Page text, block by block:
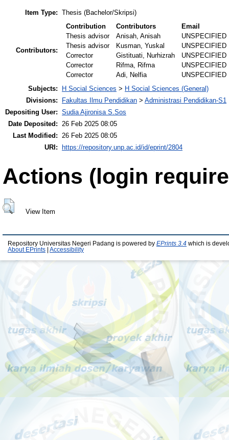
Item Type: Thesis (Bachelor/Skripsi)
Contributors:
Contribution Contributors
Email
Thesis advisor
Anisah, Anisah
UNSPECIFIED
Thesis advisor
Kusman, Yuskal
UNSPECIFIED
Corrector
Gistituati, Nurhizrah
UNSPECIFIED
Corrector
Rifma, Rifma
UNSPECIFIED
Corrector
Adi, Nelfia
UNSPECIFIED
Subjects:
H Social Sciences > H Social Sciences (General)
Divisions:
Fakultas Ilmu Pendidikan > Administrasi Pendidikan-S1
Depositing User: Sudia Ajjronisa S.Sos
Date Deposited: 26 Feb 2025 08:05
Last Modified: 26 Feb 2025 08:05
URI:
https://repository.unp.ac.id/id/eprint/2804
Actions (login
View Item
Repository Universitas Negeri Padang is powered by EPrints 3.4 which is
About EPrints
Accessibility